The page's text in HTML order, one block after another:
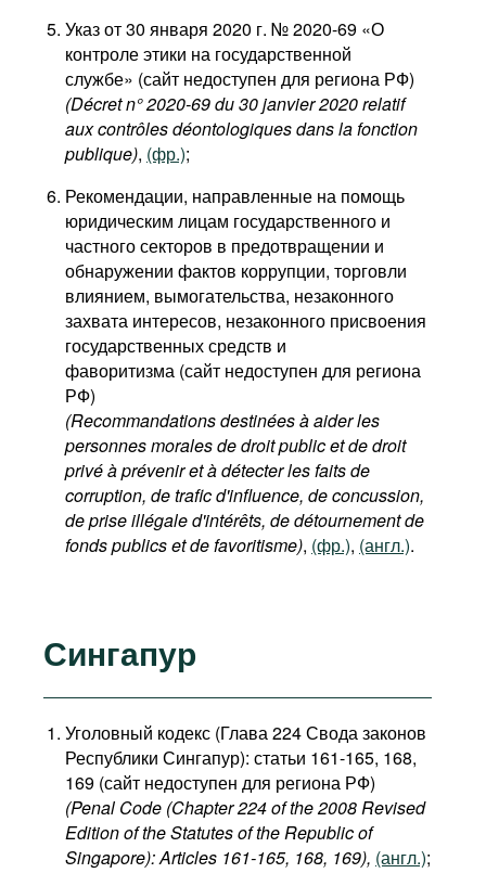
Указ от 30 января 2020 г. № 2020-69 «О
контроле этики на государственной
службе» (сайт недоступен для региона РФ)
(Décret n° 2020-69 du 30 janvier 2020 relatif
aux contrôles déontologiques dans la fonction
publique), (фр.);
Рекомендации, направленные на помощь
юридическим лицам государственного и
частного секторов в предотвращении и
обнаружении фактов коррупции, торговли
влиянием, вымогательства, незаконного
захвата интересов, незаконного присвоения
государственных средств и
фаворитизма (сайт недоступен для региона
РФ)
(Recommandations destinées à aider les
personnes morales de droit public et de droit
privé à prévenir et à détecter les faits de
corruption, de trafic d'influence, de concussion,
de prise illégale d'intérêts, de détournement de
fonds publics et de favoritisme), (фр.), (англ.).
Сингапур
Уголовный кодекс (Глава 224 Свода законов
Республики Сингапур): статьи 161-165, 168,
169 (сайт недоступен для региона РФ)
(Penal Code (Chapter 224 of the 2008 Revised
Edition of the Statutes of the Republic of
Singapore): Articles 161-165, 168, 169), (англ.);